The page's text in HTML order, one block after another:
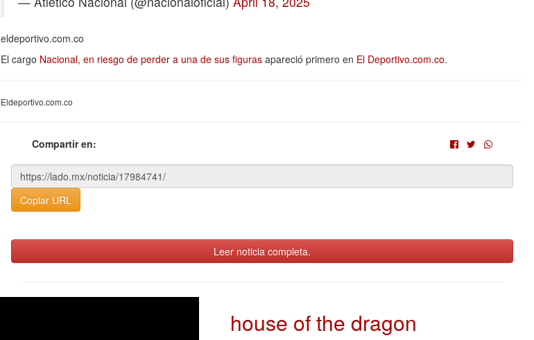
eldeportivo.com.co
El cargo Nacional, en riesgo de perder a una de sus figuras apareció primero en El Deportivo.com.co.
Eldeportivo.com.co
Compartir en:
Copiar URL
Leer noticia completa.
house of the dragon